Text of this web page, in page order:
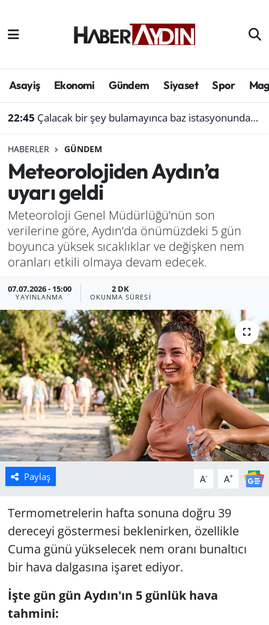
Asayiş Ekonomi Gündem Siyaset Spor
22:45 Çalacak bir şey bulamayınca baz istasyonundan akü çaldı
HABERLER GÜNDEM
Meteorolojiden Aydın’a
uyarı geldi
Meteoroloji Genel Müdürlüğü’nün son
verilerine göre, Aydın’da önümüzdeki 5 gün
boyunca yüksek sıcaklıklar ve değişken nem
oranları etkili olmaya devam edecek.
07.07.2026 - 15:00
YAYINLANMA
2 DK
OKUNMA SÜRESI
Paylaş A- A+
Termometrelerin hafta sonuna doğru 39
dereceyi göstermesi beklenirken, özellikle
Cuma günü yükselecek nem oranı bunaltıcı
bir hava dalgasına işaret ediyor.
İşte gün gün Aydın'ın 5 günlük hava
tahmini:
Afyonkarahisar
Çevre
Genel
Haber
Izmir
Kütahya
Manisa
Muğla
Politika
Uşak
Aydın Hava Durumu
Süper Lig Puan Durumu ve Fikstür
Son Dakika Haberleri
Haber Arşivi